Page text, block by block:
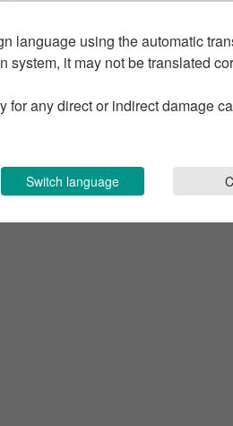
language using the automatic
it may not be translated
for any direct or indirect damage
Switch language